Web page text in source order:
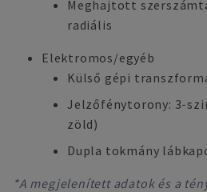
Meghajtott
radiális
Elektromos/egyéb
Külső gépi
Jelzőfénytorony: 3-
zöld)
Dupla tokmány
*A megjelenített adatok és a